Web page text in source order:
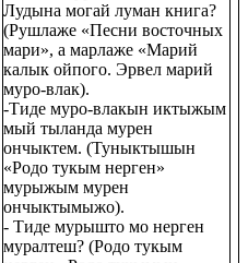
Лудына могай луман книга?
(Рушлаже «Песни восточных
мари», а марлаже «Марий
калык ойпого. Эрвел марий
муро-влак).
-Тиде муро-влакын иктыжым
мый тыланда мурен
ончыктем. (Туныктышын
«Родо тукым нерген»
мурыжым мурен
ончыктымыжо).
- Тиде мурышто мо нерген
муралтеш? (Родо тукым